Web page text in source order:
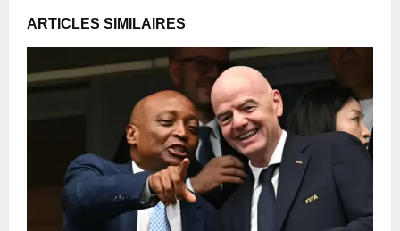
ARTICLES SIMILAIRES